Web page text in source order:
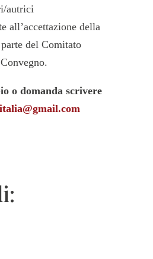
autrici
all’accettazione della
del Comitato
o domanda scrivere